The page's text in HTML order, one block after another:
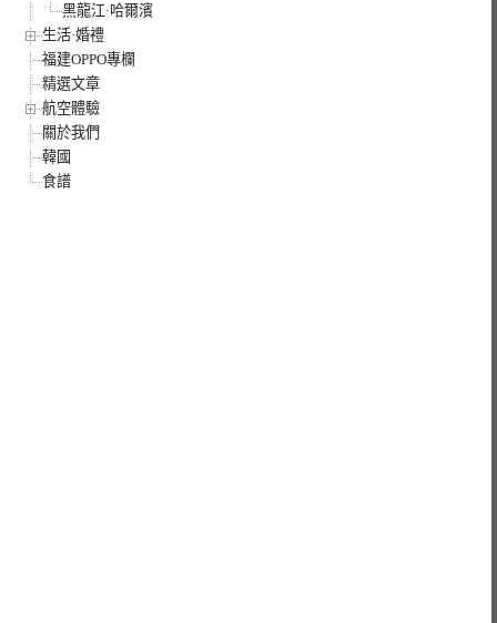
黑龍江·哈爾濱
生活·婚禮
福建OPPO專欄
精選文章
航空體驗
關於我們
韓國
食譜